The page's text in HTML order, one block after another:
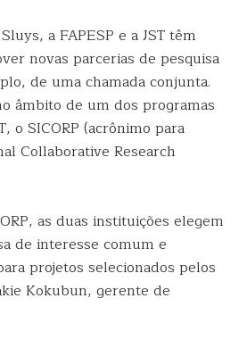
a FAPESP e a JST têm
novas parcerias de pesquisa
de uma chamada conjunta.
âmbito de um dos programas
o SICORP (acrônimo para
Collaborative Research
as duas instituições elegem
de interesse comum e
projetos selecionados pelos
Kokubun, gerente de